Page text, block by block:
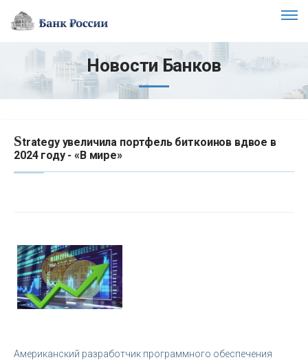
Новости Банков
Strategy увеличила портфель биткоинов вдвое в
2024 году - «В мире»
Американский разработчик программного обеспечения